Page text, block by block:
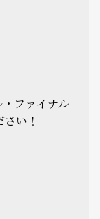
ファイナル
い！